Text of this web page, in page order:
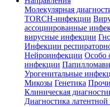
Молекулярная
TORCH-инфекции
ассоциированные
вирусные инфекции
Инфекции
Нейроинфекции Особо
инфекции
Урогенитальные
Микозы Генетика
Клиническая
Диагностика